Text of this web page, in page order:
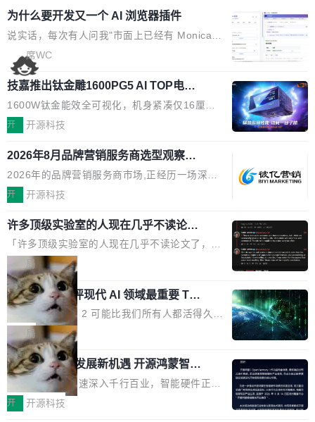
为什么要开发又一个 AI 浏览器插件
说实话，每次有人问我"市面上已经有 Monica、
Sider、Copilot for Chrome 这些 AI 浏览器插件
了，你为什么还要再做一个"，我都觉得这个问题
问得好。 因为我自己也是从用户变成开发者的。
现有产品的天花板 我用过不少 AI 浏览器插件。
刚开始觉得都挺好——选中一段文字，弹出解
要。但用久了你会发现，它们本质上都是同一类
东西：一个带网页上下文的聊天框。 它们能读取
页面的文本，然后把文本丢给大模型，再返回一
段回答。仅此而已。 这当然有用，但总觉得差点
意思。比如我在一个后台管理系统里，需要填50
个表单字段，每个字段还有联动逻辑；比如我
想...
席WC
技嘉推出钛金雕1600PG5 AI TOP电
源：为发烧级主机与本地AI算力打造旗
舰供电方案
1600W钛金能效全可视化，机身紧凑仅16厘米
继2026台北电脑展首度亮相后，技嘉科技近日正
电源专为发烧级DIY主机与本地AI算力平台打
造，整机长度仅16厘米，提供1600W额定功率
与80PLUS钛金能效；支持ATX 3.1与PCIe 5.1
规范，结合服务器级元件、完善供电线材与内置
实时LCD监控屏，可充分满足当下高阶PC主机
的严苛使用需求。 澎湃功率，紧凑机身 钛金雕1
600PG5 AI TOP具备强悍输出功率，同时实现
机身尺寸大幅精简。整机长度仅16厘米，属于同
功率段机身尺寸十分紧凑的1600W电源产品。小
巧机身有效提升市面主流标准A...
开 开源科技
2026年8月品牌营销服务商选型观察：
从流量思维到品牌资产思维的范式转移
2026年的品牌营销服务商市场,正经历一场深刻
的价值重构。全球全案品牌代理机构市场从2025
复合增长率达5.44%,预计2032年将突破120亿美
元。数字广告与公共关系相关服务市场更是从20
25年的8463亿美元扩张至2026年的8763亿美
元。数字的背后是一个清晰的事实——品牌对专
业化营销服务的需求从未如此迫切。 但市场扩容
的同时,服务商的竞争逻辑正在改变。2026年Top
Agency年度合辑的观察指出,“产品”这个离消费
者最近的载体,在整个品牌营销层面的权重显著变
高了。全域营销服务商的竞争正在从规模转向深
度,案例厚度、全域覆盖、多线协同...
开 开源科技
许多顶级实验室的人现在几乎不读论文
了
「许多顶级实验室的人现在几乎不读论文了，而
且他们认为 ICLR/ICML/NeurIPS 充斥着大量过
度宣传和欺诈。」 OpenAI 研究员 Keller Jorda
n 这条推文引发了广泛讨论。他不是在说风凉
话，他是说出了一个圈内人尽皆知但很少公开捅
破的事实。 Jordan 随后补充了一句软化声明：
「我不认为这些会议上大部分论文都在过度宣传
或造假。问题是，作为读者，如果你筛选出那些
看起来最令人兴奋的论文，那它们大部分都是过
度宣传的。」 这才是真正的痛点。不是所有论文
都有问题，是最吸引眼球的那批论文最有问题。
局
xAI 前工程师评现代 AI 领域最重要 Top
3 开源项目
Flash Attention 2 可能比我们所有人都活得久。
这句话不是来自某个技术博客，而是出自 Hieu
Pham 的一条推文。Hieu Pham 是谁？他是 xAI
的早期工程师之一，在 Grok 训练基础设施团队
工作过。近日他在 X 上发了一条帖子，列出了他
认为现代 AI 领域最重要的三个开源项目。 第一
局
共商智能硬件发展新机遇 开源鸿蒙智能
硬件开发者日杭州站即将举行
随着万物智联加速深入千行百业，智能硬件正从
单点设备迈向智能化、网联化、协同化发展。作
开 开源科技